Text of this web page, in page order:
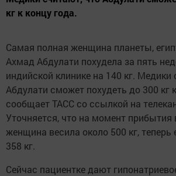
кг к концу года.
Самая полная женщина планеты,
Ахмад Абдулати похудела за пять
индийской клинике на 140 кг. Медики
Абдулати сможет похудеть до 300 кг
сообщает ТАСС со ссылкой на
Уточняется, что на момент прибытия
женщина весила около 500 кг, теперь
358 кг.
Сейчас пациентке дают